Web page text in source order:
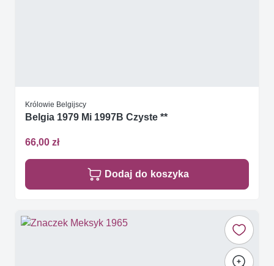
Królowie Belgijscy
Belgia 1979 Mi 1997B Czyste **
66,00 zł
Dodaj do koszyka